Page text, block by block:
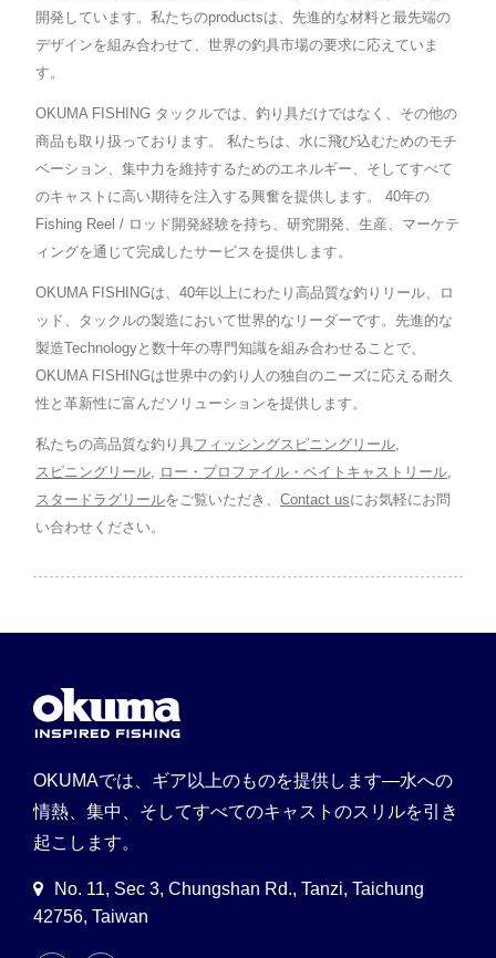
開発しています。私たちのproductsは、先進的な材料と最先端の
デザインを組み合わせて、世界の釣具市場の要求に応えていま
す。
OKUMA FISHING タックルでは、釣り具だけではなく、その他の
商品も取り扱っております。 私たちは、水に飛び込むためのモチ
ベーション、集中力を維持するためのエネルギー、そしてすべて
のキャストに高い期待を注入する興奮を提供します。 40年の
Fishing Reel / ロッド開発経験を持ち、研究開発、生産、マーケテ
ィングを通じて完成したサービスを提供します。
OKUMA FISHINGは、40年以上にわたり高品質な釣りリール、ロ
ッド、タックルの製造において世界的なリーダーです。先進的な
製造Technologyと数十年の専門知識を組み合わせることで、
OKUMA FISHINGは世界中の釣り人の独自のニーズに応える耐久
性と革新性に富んだソリューションを提供します。
私たちの高品質な釣り具フィッシングスピニングリール,
スピニングリール, ロー・プロファイル・ベイトキャストリール,
スタードラグリールをご覧いただき、 Contact usにお気軽にお問
い合わせください。
OKUMAでは、ギア以上のものを提供します—水への
情熱、集中、そしてすべてのキャストのスリルを引き
起こします。
No. 11, Sec 3, Chungshan Rd., Tanzi, Taichung
42756, Taiwan